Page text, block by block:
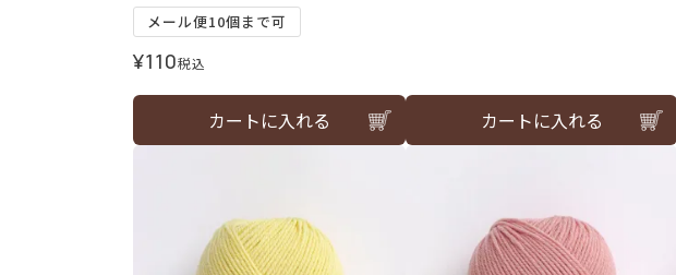
メール便10個まで可
¥110税込
カートに入れる カートに入れる